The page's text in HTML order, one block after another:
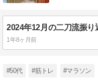
1年8ヶ月前
#50代 #筋トレ #マラソン